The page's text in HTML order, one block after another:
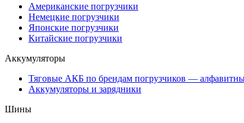
Американские погрузчики
Немецкие погрузчики
Японские погрузчики
Китайские погрузчики
Аккумуляторы
Тяговые АКБ по брендам погрузчиков —
Аккумуляторы и зарядники
Шины